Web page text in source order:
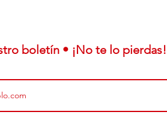
boletín • ¡No te lo pierdas!